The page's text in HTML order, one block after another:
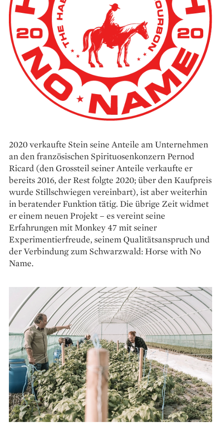
2020 verkaufte Stein seine Anteile am ­Unternehmen
an den französischen Spirituosen­konzern Pernod
Ricard (den Grossteil seiner Anteile verkaufte er
bereits 2016, der Rest folgte 2020; über den Kaufpreis
wurde Stillschwiegen vereinbart), ist aber weiterhin
in beratender Funktion tätig. Die übrige Zeit widmet
er einem neuen Projekt – es vereint seine
Erfahrungen mit Monkey 47 mit seiner
Experimentierfreude, seinem Qualitätsanspruch und
der Verbindung zum Schwarzwald: Horse with No
Name.